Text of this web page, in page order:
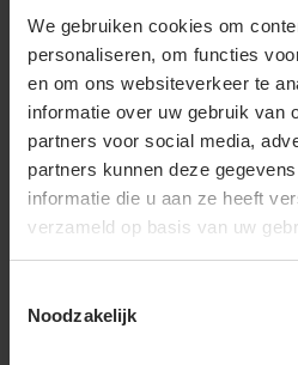
We gebruiken cookies om
personaliseren, om functies
en om ons websiteverkeer te
informatie over uw gebruik van
partners voor social media,
partners kunnen deze
informatie die u aan ze heeft
verzameld op basis van uw
Noodzakelijk
Unieke
Comfortabele pasvorm
Geschikt voor werk,
gebruik
Onder